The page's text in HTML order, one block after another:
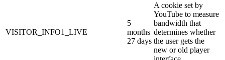
VISITOR_INFO1_LIVE
5
months
27 days
A cookie set by
YouTube to measure
bandwidth that
determines whether
the user gets the
new or old player